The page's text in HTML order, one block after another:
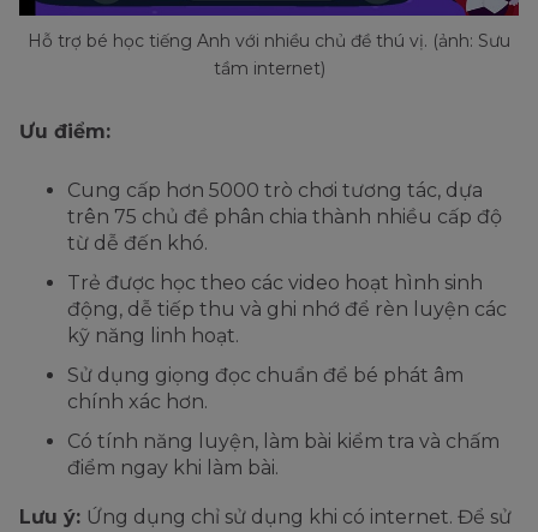
Hỗ trợ bé học tiếng Anh với nhiều chủ đề thú vị. (ảnh: Sưu
tầm internet)
Ưu điểm:
Cung cấp hơn 5000 trò chơi tương tác, dựa
trên 75 chủ đề phân chia thành nhiều cấp độ
từ dễ đến khó.
Trẻ được học theo các video hoạt hình sinh
động, dễ tiếp thu và ghi nhớ để rèn luyện các
kỹ năng linh hoạt.
Sử dụng giọng đọc chuẩn để bé phát âm
chính xác hơn.
Có tính năng luyện, làm bài kiểm tra và chấm
điểm ngay khi làm bài.
Lưu ý: Ứng dụng chỉ sử dụng khi có internet. Để sử